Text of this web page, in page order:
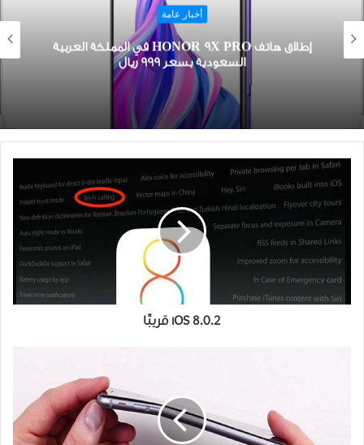
أخبار عامة
إطلاق ﻫﺎﺗﻒ HONOR 9X PRO في ﺍﻟﻤﻤﻠﻜﺔ ﺍﻟﻌﺮﺑﻴﺔ
ﺍﻟﺴﻌﻮﺩﻳﺔ ﺑﺴﻌﺮ 999 ﺭﻳﺎﻝ
iOS 8.0.2 قريبًا